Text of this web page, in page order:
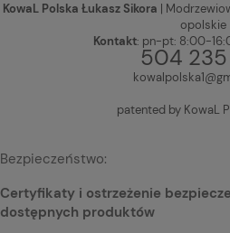
KowaL Polska Łukasz Sikora |
opolskie
Kontakt: pn-pt: 8:00-
504 235
patented by KowaL
Bezpieczeństwo:
Certyfikaty i ostrzeżenie
dostępnych produktów